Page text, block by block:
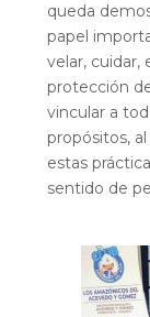
queda
papel
velar, cuidar,
protección
vincular a
propósitos,
estas
sentido de